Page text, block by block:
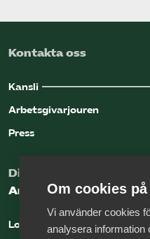
Kontakta oss
Kansli
Arbetsgivarjouren
Press
Digital kunskapsbank
Arbetsgivarguiden
Logga in
Om cookies
Vi använder cookies
analysera information